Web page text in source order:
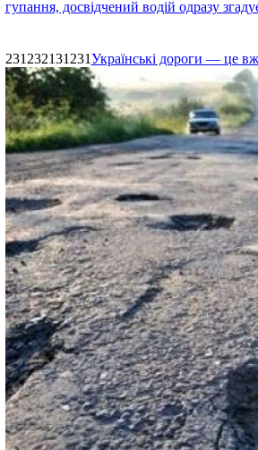
гупання, досвідчений водій одразу
231232131231Українські дороги — це